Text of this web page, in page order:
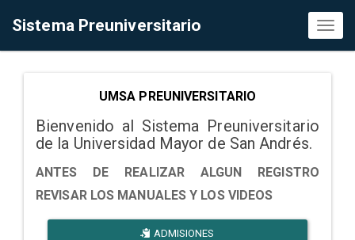
Sistema Preuniversitario
UMSA PREUNIVERSITARIO
Bienvenido al Sistema Preuniversitario
de la Universidad Mayor de San Andrés.
ANTES DE REALIZAR ALGUN REGISTRO
REVISAR LOS MANUALES Y LOS VIDEOS
ADMISIONES